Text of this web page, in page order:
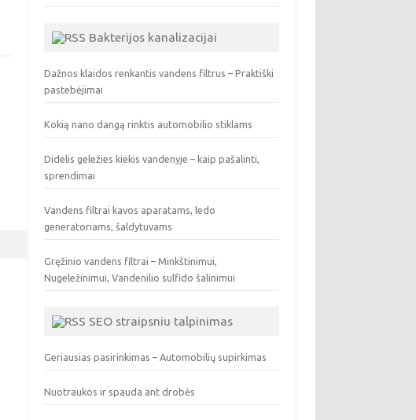
Bakterijos kanalizacijai
Dažnos klaidos renkantis vandens filtrus – Praktiški
pastebėjimai
Kokią nano dangą rinktis automobilio stiklams
Didelis geležies kiekis vandenyje – kaip pašalinti,
sprendimai
Vandens filtrai kavos aparatams, ledo
generatoriams, šaldytuvams
Gręžinio vandens filtrai – Minkštinimui,
Nugeležinimui, Vandenilio sulfido šalinimui
SEO straipsniu talpinimas
Geriausias pasirinkimas – Automobilių supirkimas
Nuotraukos ir spauda ant drobės